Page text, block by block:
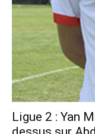
Ligue 2 : Yan